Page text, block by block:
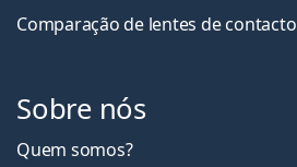
Comparação de lentes de contacto
Sobre nós
Quem somos?